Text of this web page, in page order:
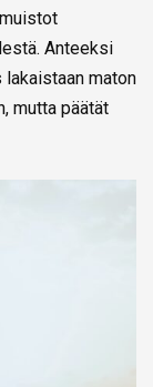
Anteeksi
maton
mutta päätät